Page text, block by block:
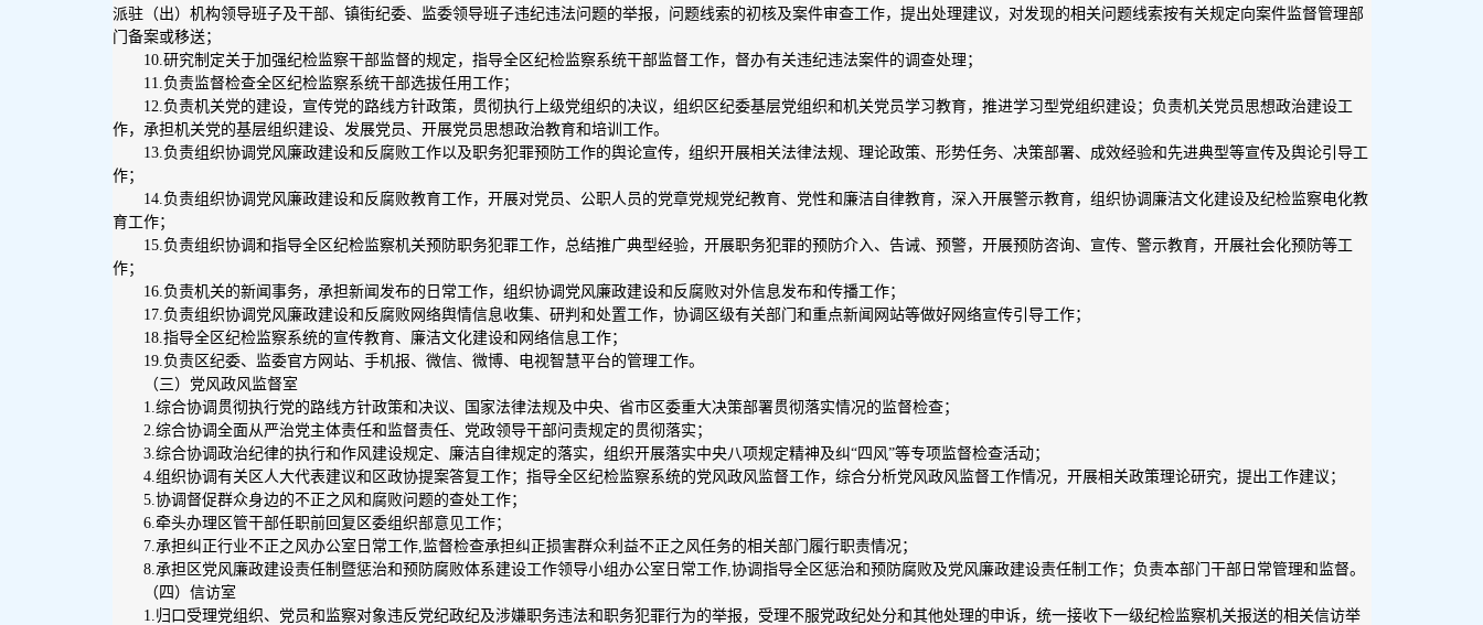
派驻（出）机构领导班子及干部、镇街纪委、监委领导班子违纪违法问题的举报，问题线索的初核及案件审查工作，提出处理建议，对发现的相关问题线索按有关规定向案件监督管理部
门备案或移送；
10.研究制定关于加强纪检监察干部监督的规定，指导全区纪检监察系统干部监督工作，督办有关违纪违法案件的调查处理；
11.负责监督检查全区纪检监察系统干部选拔任用工作；
12.负责机关党的建设，宣传党的路线方针政策，贯彻执行上级党组织的决议，组织区纪委基层党组织和机关党员学习教育，推进学习型党组织建设；负责机关党员思想政治建设工
作，承担机关党的基层组织建设、发展党员、开展党员思想政治教育和培训工作。
13.负责组织协调党风廉政建设和反腐败工作以及职务犯罪预防工作的舆论宣传，组织开展相关法律法规、理论政策、形势任务、决策部署、成效经验和先进典型等宣传及舆论引导工
作；
14.负责组织协调党风廉政建设和反腐败教育工作，开展对党员、公职人员的党章党规党纪教育、党性和廉洁自律教育，深入开展警示教育，组织协调廉洁文化建设及纪检监察电化教
育工作；
15.负责组织协调和指导全区纪检监察机关预防职务犯罪工作，总结推广典型经验，开展职务犯罪的预防介入、告诫、预警，开展预防咨询、宣传、警示教育，开展社会化预防等工
作；
16.负责机关的新闻事务，承担新闻发布的日常工作，组织协调党风廉政建设和反腐败对外信息发布和传播工作；
17.负责组织协调党风廉政建设和反腐败网络舆情信息收集、研判和处置工作，协调区级有关部门和重点新闻网站等做好网络宣传引导工作；
18.指导全区纪检监察系统的宣传教育、廉洁文化建设和网络信息工作；
19.负责区纪委、监委官方网站、手机报、微信、微博、电视智慧平台的管理工作。
（三）党风政风监督室
1.综合协调贯彻执行党的路线方针政策和决议、国家法律法规及中央、省市区委重大决策部署贯彻落实情况的监督检查；
2.综合协调全面从严治党主体责任和监督责任、党政领导干部问责规定的贯彻落实；
3.综合协调政治纪律的执行和作风建设规定、廉洁自律规定的落实，组织开展落实中央八项规定精神及纠“四风”等专项监督检查活动；
4.组织协调有关区人大代表建议和区政协提案答复工作；指导全区纪检监察系统的党风政风监督工作，综合分析党风政风监督工作情况，开展相关政策理论研究，提出工作建议；
5.协调督促群众身边的不正之风和腐败问题的查处工作；
6.牵头办理区管干部任职前回复区委组织部意见工作；
7.承担纠正行业不正之风办公室日常工作,监督检查承担纠正损害群众利益不正之风任务的相关部门履行职责情况；
8.承担区党风廉政建设责任制暨惩治和预防腐败体系建设工作领导小组办公室日常工作,协调指导全区惩治和预防腐败及党风廉政建设责任制工作；负责本部门干部日常管理和监督。
（四）信访室
1.归口受理党组织、党员和监察对象违反党纪政纪及涉嫌职务违法和职务犯罪行为的举报，受理不服党政纪处分和其他处理的申诉，统一接收下一级纪检监察机关报送的相关信访举